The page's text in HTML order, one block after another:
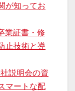
が知ってお
業証書・修
止技術と導
説明会の資
マートな配